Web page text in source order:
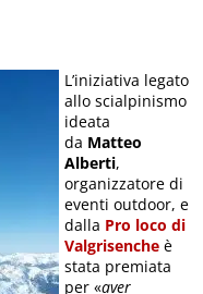
L’iniziativa legato
allo scialpinismo
ideata
da Matteo
Alberti,
organizzatore di
eventi outdoor, e
dalla Pro loco di
Valgrisenche è
stata premiata
per «aver